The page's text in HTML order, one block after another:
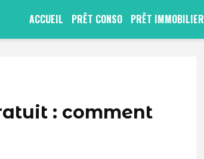
ACCUEIL PRÊT CONSO PRÊT IMMOBILIER
: comment